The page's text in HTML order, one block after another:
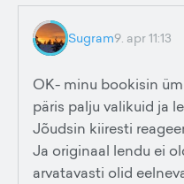
Sugram9. apr 11:13
OK- minu bookisin
päris palju valikuid ja
Jõudsin kiiresti
Ja originaal lendu ei
arvatavasti olid